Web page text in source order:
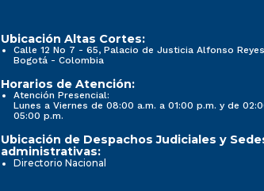
Ubicación Altas Cortes:
Calle 12 No 7 - 65, Palacio de Justicia Alfonso
Bogotá - Colombia
Horarios de Atención:
Atención Presencial:
Lunes a Viernes de 08:00 a.m. a 01:00 p.m. y de
05:00 p.m.
Ubicación de Despachos Judiciales y
administrativas:
Directorio Nacional